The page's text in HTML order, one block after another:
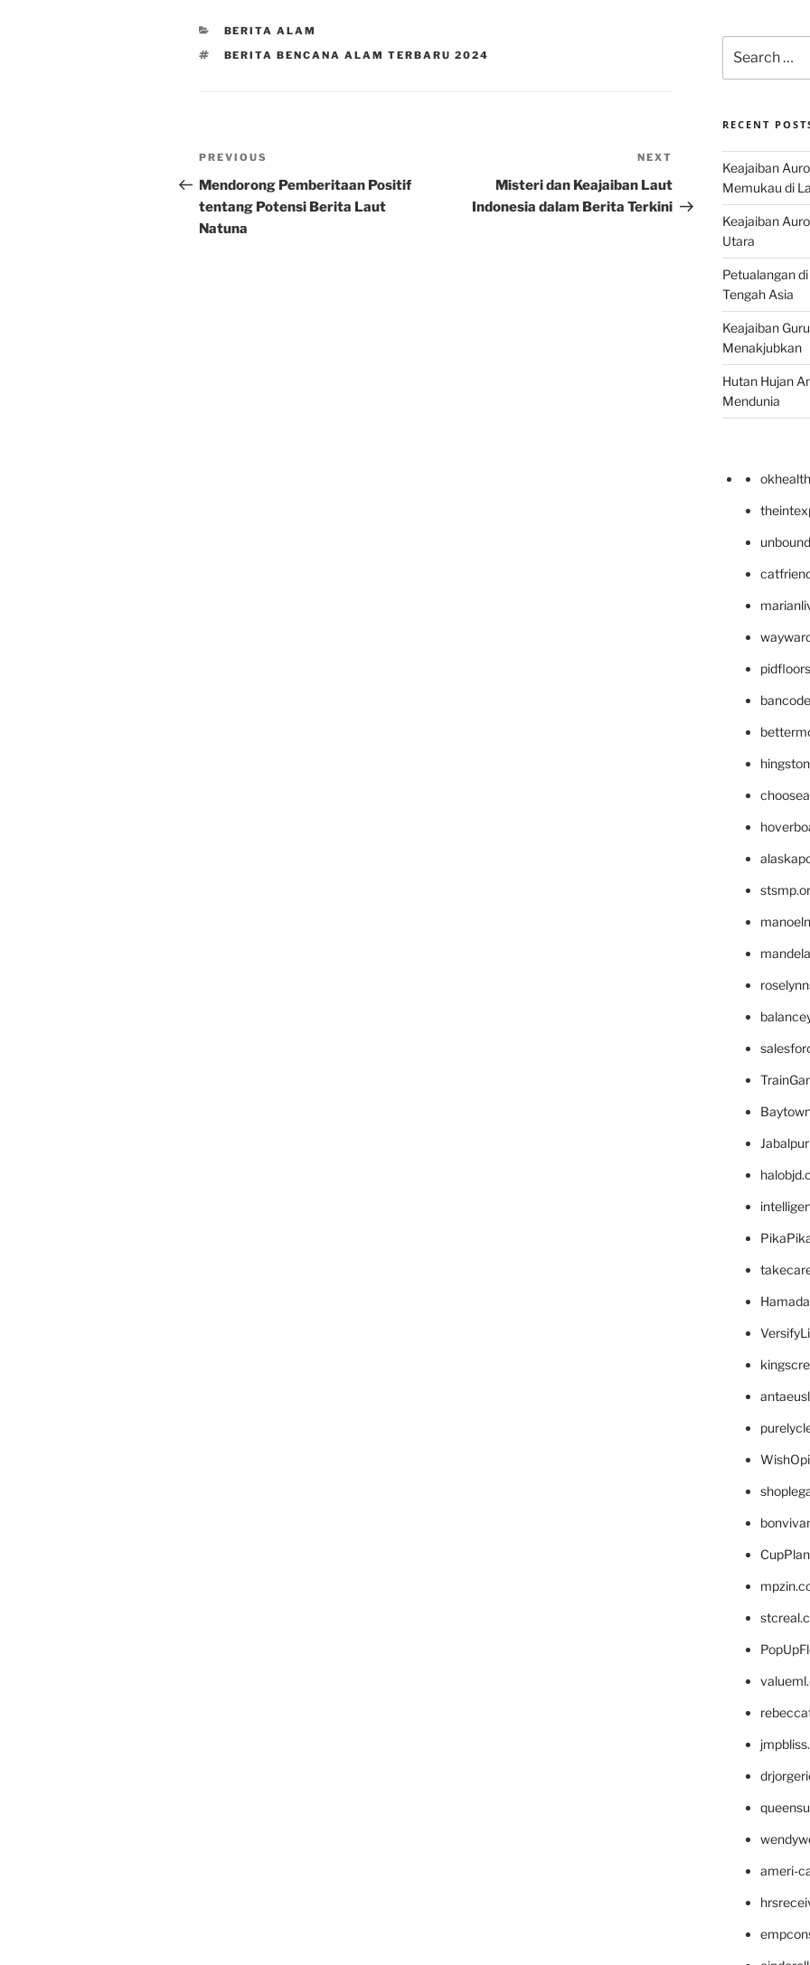
CATEGORIES
BERITA ALAM
TAGS
BERITA BENCANA ALAM TERBARU 2024
Post
navigation
Previous
Post
PREVIOUS
Mendorong Pemberitaan Positif
tentang Potensi Berita Laut
Natuna
Post
NEXT
Misteri dan Keajaiban Laut
Indonesia dalam Berita Terkini
for:
RECENT
Keajaiban
Memukau di
Keajaiban
Utara
Petualangan
Tengah Asia
Keajaiban
Menakjubkan
Hutan Hujan
Mendunia
ameri-